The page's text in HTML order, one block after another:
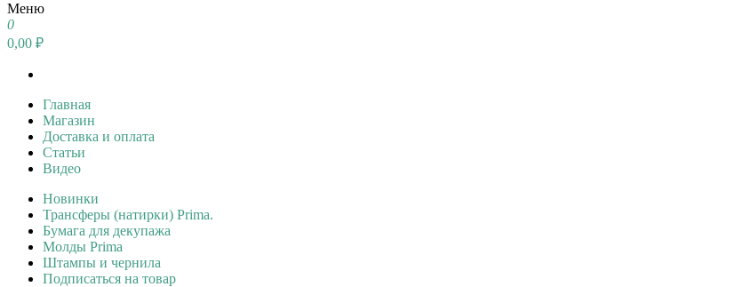
Меню
0
0,00 ₽
Главная
Магазин
Доставка и оплата
Статьи
Видео
Новинки
Трансферы (натирки) Prima.
Бумага для декупажа
Молды Prima
Штампы и чернила
Подписаться на товар